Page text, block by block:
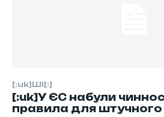
[:uk]ШІ[:]
[:uk]У ЄС набули
правила для штучного